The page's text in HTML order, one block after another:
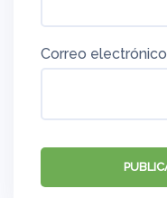
Correo electrónico